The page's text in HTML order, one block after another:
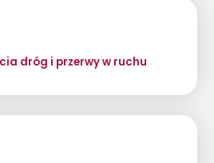
dróg i przerwy w ruchu